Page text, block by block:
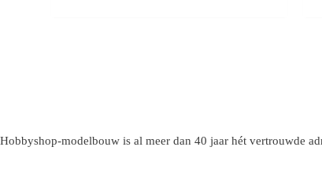
Hobbyshop-modelbouw is al meer dan 40 jaar hét vertrouwde